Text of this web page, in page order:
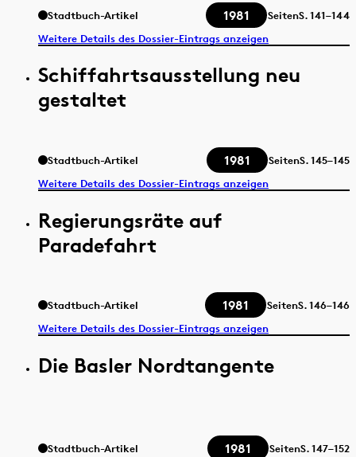
Stadtbuch-Artikel 1981 SeitenS.141–144
Weitere Details des Dossier-Eintrags anzeigen
Schiffahrtsausstellung neu
gestaltet
Stadtbuch-Artikel 1981 SeitenS.145–145
Weitere Details des Dossier-Eintrags anzeigen
Regierungsräte auf
Paradefahrt
Stadtbuch-Artikel 1981 SeitenS.146–146
Weitere Details des Dossier-Eintrags anzeigen
Die Basler Nordtangente
Stadtbuch-Artikel 1981 SeitenS.147–152